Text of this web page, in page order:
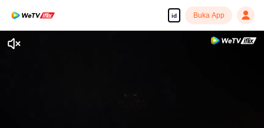
id Buka App